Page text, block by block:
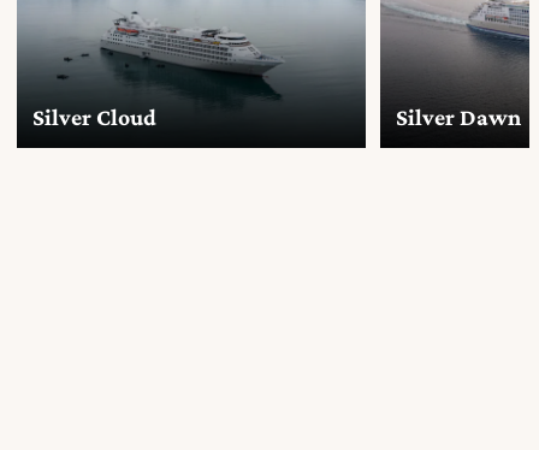
Silver Cloud Silver Dawn